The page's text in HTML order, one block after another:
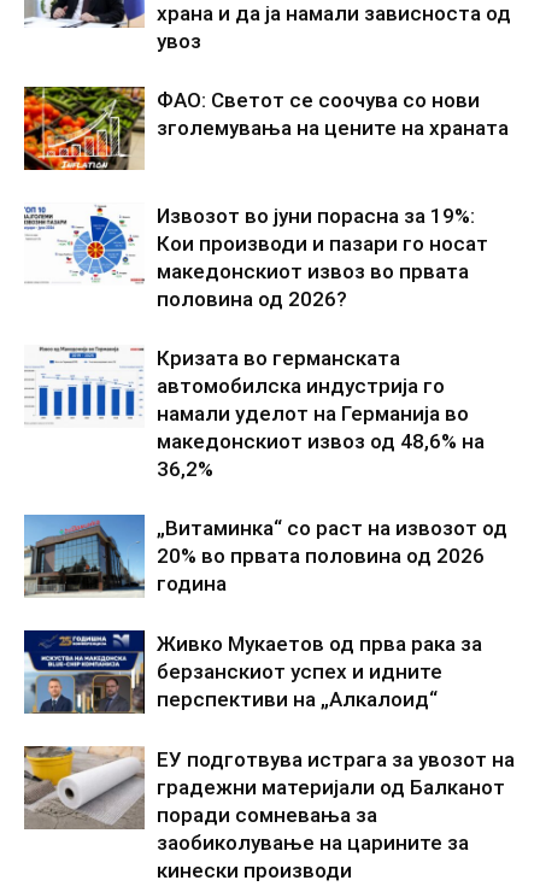
храна и да ја намали зависноста од
увоз
ФАО: Светот се соочува со нови
зголемувања на цените на храната
Извозот во јуни порасна за 19%:
Кои производи и пазари го носат
македонскиот извоз во првата
половина од 2026?
Кризата во германската
автомобилска индустрија го
намали уделот на Германија во
македонскиот извоз од 48,6% на
36,2%
„Витаминка“ со раст на извозот од
20% во првата половина од 2026
година
Живко Мукаетов од прва рака за
берзанскиот успех и идните
перспективи на „Алкалоид“
ЕУ подготвува истрага за увозот на
градежни материјали од Балканот
поради сомневања за
заобиколување на царините за
кинески производи